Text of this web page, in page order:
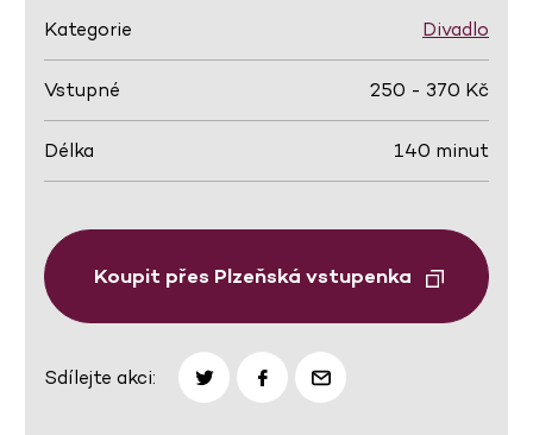
Kategorie Divadlo
Vstupné 250 - 370 Kč
Délka 140 minut
Koupit přes Plzeňská vstupenka
Sdílejte akci: